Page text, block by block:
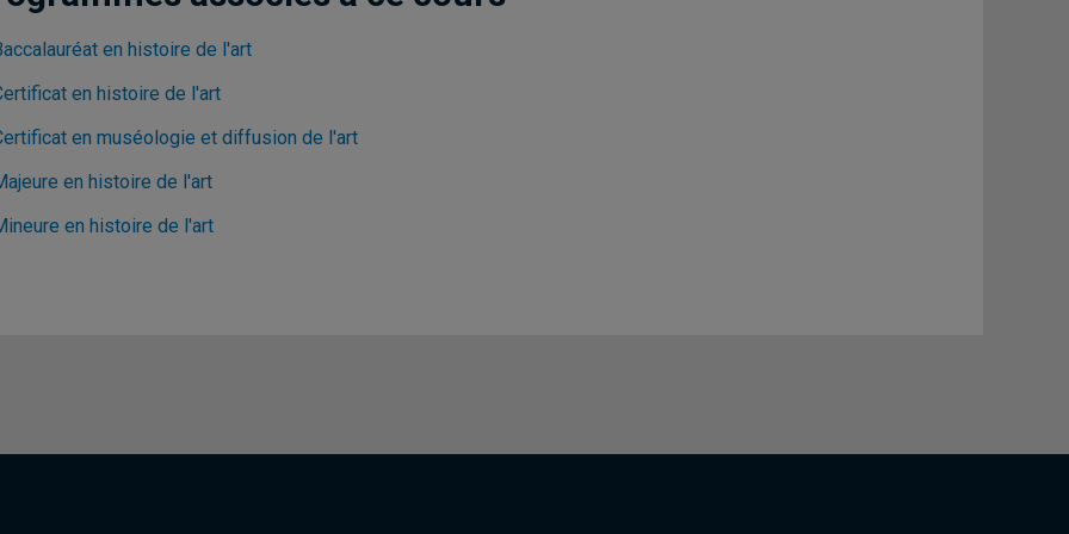
en histoire de l'art
en histoire de l'art
en muséologie et diffusion de l'art
en histoire de l'art
en histoire de l'art